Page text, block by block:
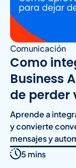
Comunicación
Como
Business
de perder
Aprende a
y convierte
mensajes y
5 mins